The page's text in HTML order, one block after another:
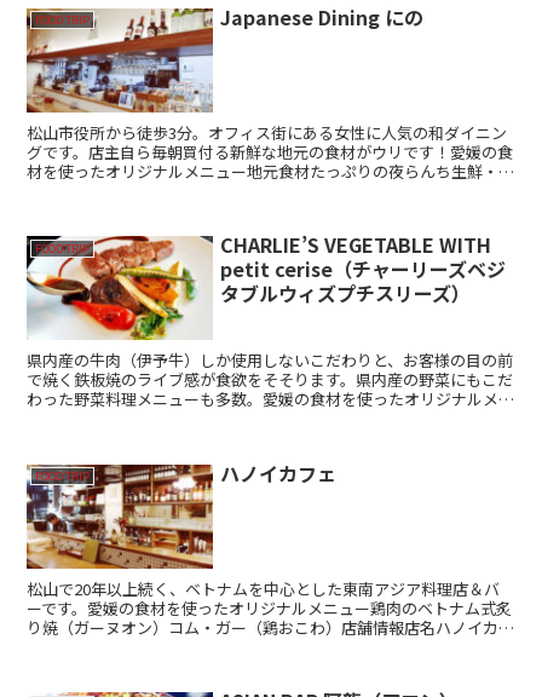
FOOD TRIP Japanese Dining にの
松山市役所から徒歩3分。オフィス街にある女性に人気の和ダイニン
グです。店主自ら毎朝買付る新鮮な地元の食材がウリです！愛媛の食
材を使ったオリジナルメニュー地元食材たっぷりの夜らんち生鮮・副
FOOD TRIP
CHARLIE’S VEGETABLE WITH
petit cerise（チャーリーズベジ
タブルウィズプチスリーズ）
県内産の牛肉（伊予牛）しか使用しないこだわりと、お客様の目の前
で焼く鉄板焼のライブ感が食欲をそそります。県内産の野菜にもこだ
わった野菜料理メニューも多数。愛媛の食材を使ったオリジナルメニ
FOOD TRIP ハノイカフェ
松山で20年以上続く、ベトナムを中心とした東南アジア料理店＆バ
ーです。愛媛の食材を使ったオリジナルメニュー鶏肉のベトナム式炙
り焼（ガーヌオン）コム・ガー（鶏おこわ）店舗情報店名ハノイカフ